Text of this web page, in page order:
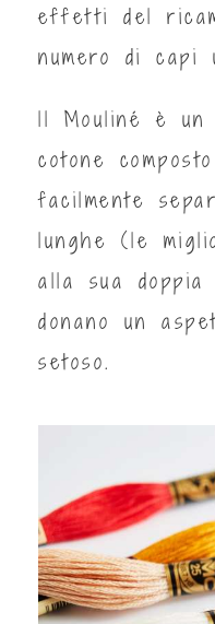
effetti del
numero di capi
ll Mouliné è
cotone
facilmente
lunghe (le
alla sua doppia
donano un
setoso.